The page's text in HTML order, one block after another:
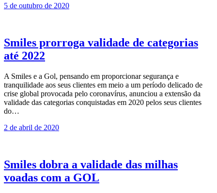
5 de outubro de 2020
Smiles prorroga validade de categorias
até 2022
A Smiles e a Gol, pensando em proporcionar segurança e
tranquilidade aos seus clientes em meio a um período delicado de
crise global provocada pelo coronavírus, anunciou a extensão da
validade das categorias conquistadas em 2020 pelos seus clientes
do…
2 de abril de 2020
Smiles dobra a validade das milhas
voadas com a GOL